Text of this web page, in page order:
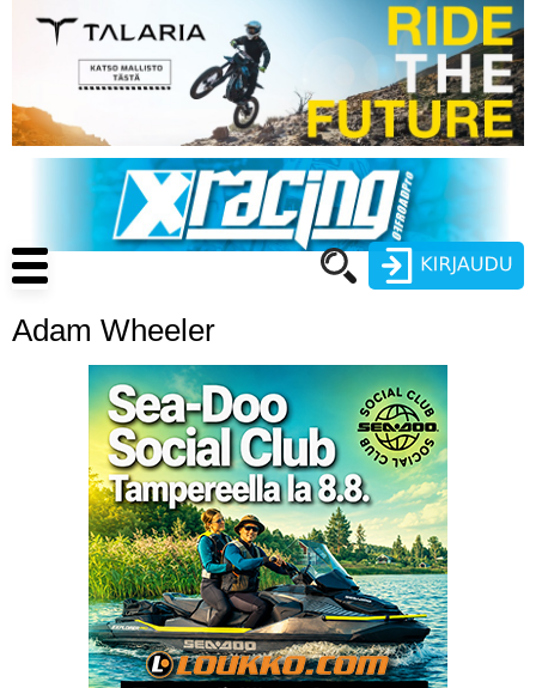
pääsisältöön
Käyttäjätunnus
Salasana
Luo uusi käyttäjätili
Vaihda salasana
Main
navigation
ENDURO
MOTOCROSS
CROSS COUNTRY
MUUT LAJIT
YLEISTÄ ALALTA
LUE DIGILEHDET
Adam Wheeler